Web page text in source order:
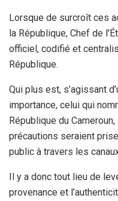
Lorsque de surcroît ces
la République, Chef de
officiel, codifié et
République.
Qui plus est, s’agissant
importance, celui qui
République du
précautions seraient
public à travers les
Il y a donc tout lieu de
provenance et